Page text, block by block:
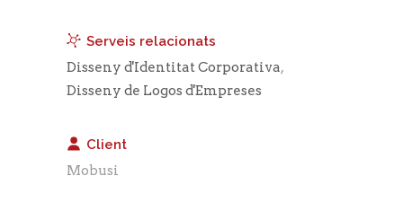
Serveis relacionats
Disseny d'Identitat Corporativa,
Disseny de Logos d'Empreses
Client
Mobusi